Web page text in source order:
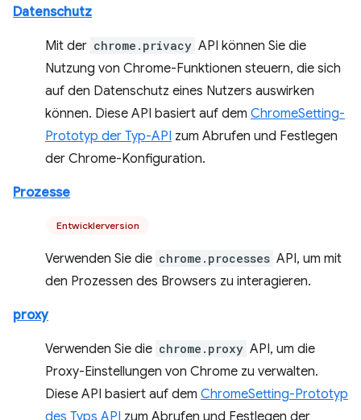
Datenschutz
Mit der chrome.privacy API können Sie die
Nutzung von Chrome-Funktionen steuern, die sich
auf den Datenschutz eines Nutzers auswirken
können. Diese API basiert auf dem ChromeSetting-
Prototyp der Typ-API zum Abrufen und Festlegen
der Chrome-Konfiguration.
Prozesse
Entwicklerversion
Verwenden Sie die chrome.processes API, um mit
den Prozessen des Browsers zu interagieren.
proxy
Verwenden Sie die chrome.proxy API, um die
Proxy-Einstellungen von Chrome zu verwalten.
Diese API basiert auf dem ChromeSetting-Prototyp
des Typs API zum Abrufen und Festlegen der